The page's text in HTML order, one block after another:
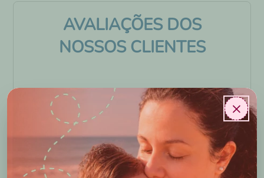
×
AVALIAÇÕES DOS
NOSSOS CLIENTES
Tem esse produto? Seja o primeiro a avaliá-lo!